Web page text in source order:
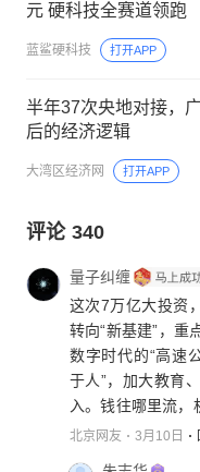
元 硬科技全赛道领跑
蓝鲨硬科技 打开APP
半年37次央地对接，
后的经济逻辑
大湾区经济网 打开APP
评论 340
量子纠缠
这次7万亿大投资
转向“新基建”，重
数字时代的“高速
于人”，加大教育
入。钱往哪里流，
北京网友 3月10日